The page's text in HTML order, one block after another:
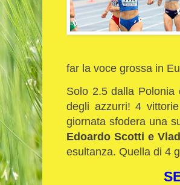
far la voce grossa in
Solo 2.5 dalla
degli azzurri! 4
giornata sfodera una
Edoardo Scotti e
esultanza. Quella di 4